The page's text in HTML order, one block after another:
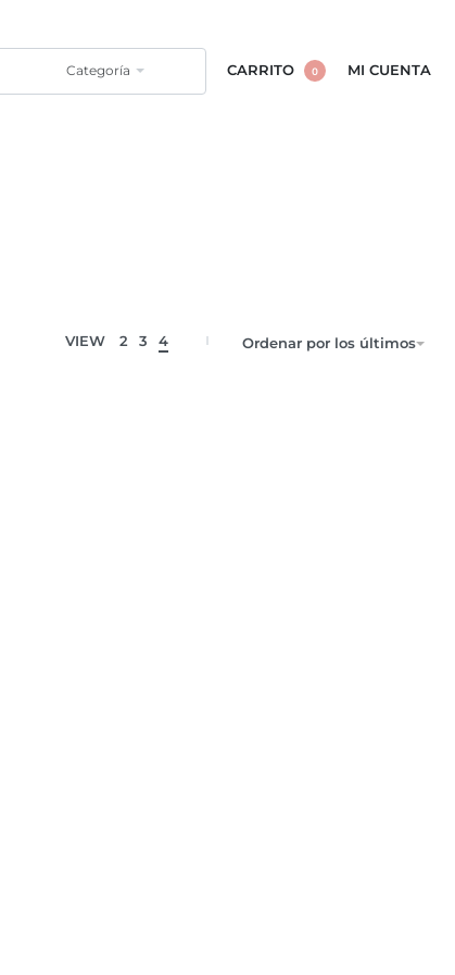
Categoría CARRITO 0 MI CUENTA
VIEW 2 3 4 Ordenar por los últimos